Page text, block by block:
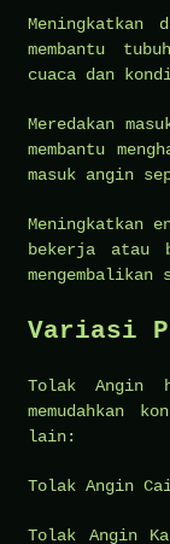
Meningkatkan
membantu
cuaca dan
Meredakan
membantu
masuk angin
Meningkatkan
bekerja atau
Variasi
Tolak Angin
memudahkan
lain:
Tolak Angin
Tolak Angin